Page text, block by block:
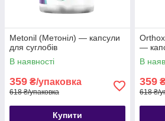
Metonil (Метоніл) — капсули
для суглобів
В наявності
359 ₴/упаковка
618 ₴/упаковка
Купити
—
В
359
618 ₴/